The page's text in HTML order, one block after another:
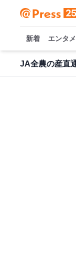
新着 エンタメ
JA全農の産直